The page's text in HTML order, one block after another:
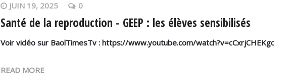
JUIN 19, 2025 0
Santé de la reproduction - GEEP : les élèves sensibilisés
Voir vidéo sur BaolTimesTv : https://www.youtube.com/watch?v=cCxrjCHEKgc
READ MORE